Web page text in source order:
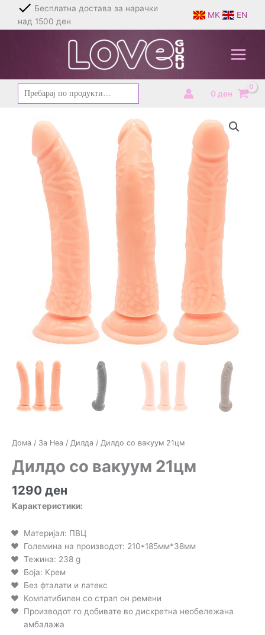
content
Бесплатна достава за нарачки
над 1500 ден
MK EN
Барај
за:
0 ден
Дома / За Неа / Дилда / Дилдо со вакуум 21цм
Дилдо со вакуум 21цм
1290 ден
Карактеристики:
Материјал: ПВЦ
Големина на производот: 210*185мм*38мм
Тежина: 238 g
Боја: Крем
Без фталати и латекс
Компатибилен со страп он ремени
Производот го добивате во дискретна необележана
амбалажа